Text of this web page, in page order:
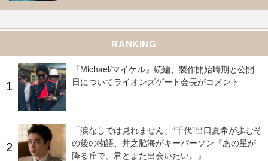
RANKING
『Michael/マイケル』続編、製作開始時期と公開
日についてライオンズゲート会長がコメント
「涙なしでは見れません」“千代”出口夏希が歩むそ
の後の物語、井之脇海がキーパーソン『あの星が
降る丘で、君とまた出会いたい。』